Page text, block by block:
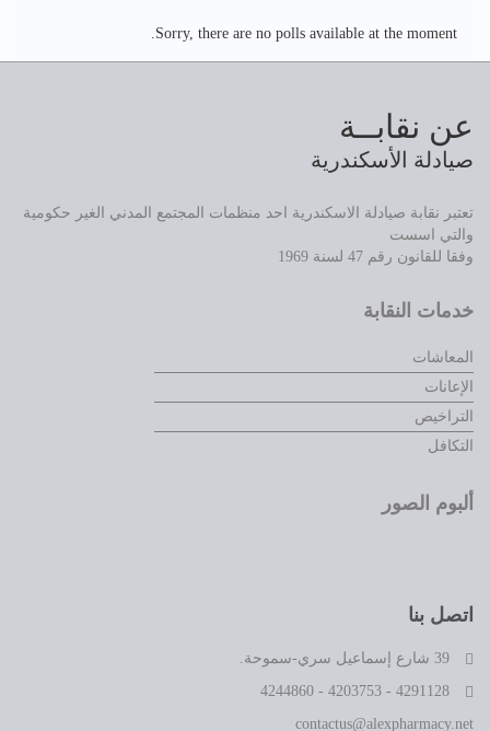
Sorry, there are no polls available at the moment.
عن نقابــة
صيادلة الأسكندرية
تعتبر نقابة صيادلة الاسكندرية احد منظمات المجتمع المدني الغير حكومية
والتي اسست
وفقا للقانون رقم 47 لسنة 1969
خدمات النقابة
المعاشات
الإعانات
التراخيص
التكافل
ألبوم الصور
اتصل بنا
contactus@alexpharmacy.net